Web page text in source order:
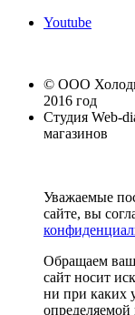
Youtube
© ООО
2016 год
Студия Web-
магазинов
Уважаемые
сайте, вы
Обращаем
сайт носит
ни при каких